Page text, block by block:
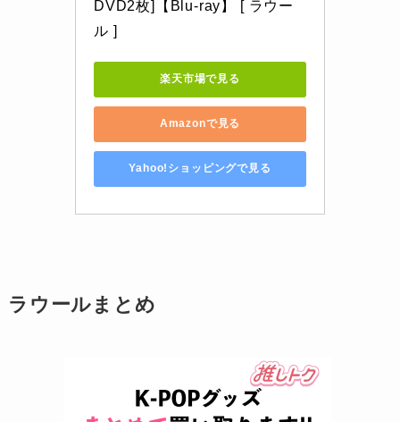
DVD2枚]【Blu-ray】 [ ラウー
ル ]
楽天市場で見る
Amazonで見る
Yahoo!ショッピングで見る
ラウールまとめ